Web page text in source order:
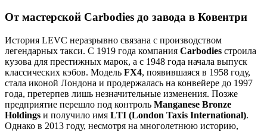
От мастерской Carbodies до завода в Ковентри
История LEVC неразрывно связана с производством
легендарных такси. С 1919 года компания Carbodies строила
кузова для престижных марок, а с 1948 года начала выпуск
классических кэбов. Модель FX4, появившаяся в 1958 году,
стала иконой Лондона и продержалась на конвейере до 1997
года, претерпев лишь незначительные изменения. Позже
предприятие перешло под контроль Manganese Bronze
Holdings и получило имя LTI (London Taxis International).
Однако в 2013 году, несмотря на многолетнюю историю,